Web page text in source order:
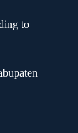
to